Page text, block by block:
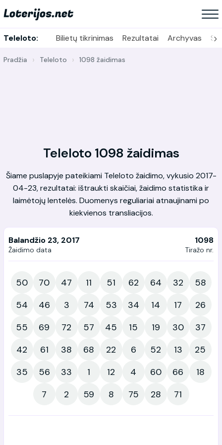
Teleloto: Bilietų tikrinimas Rezultatai Archyvas ›
Pradžia Teleloto 1098 žaidimas
Teleloto 1098 žaidimas
Šiame puslapyje pateikiami Teleloto žaidimo, vykusio 2017-
04-23, rezultatai: ištraukti skaičiai, žaidimo statistika ir
laimėtojų lentelės. Duomenys reguliariai atnaujinami po
kiekvienos transliacijos.
Balandžio 23, 2017
Žaidimo data
1098
Tiražo nr.
50 70 47 11 51 62 64 32
58
54
46 3 74 53 34 14 17
26
55
69 72 57 45 15 19 30
37
42
61 38 68 22 6 52 13
25
35
56 33 1 12 4 60 66
18
7
2 59 8 75 28 71